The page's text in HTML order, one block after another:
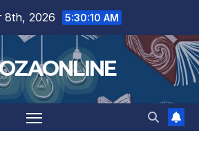
8th, 2026 5:30:10 AM